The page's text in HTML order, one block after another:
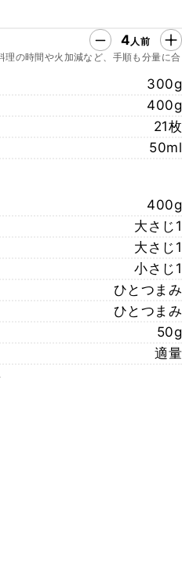
4人前
の時間や火加減など、手順も分量に合
300g
400g
21枚
50ml
400g
大さじ1
大さじ1
小さじ1
ひとつまみ
ひとつまみ
50g
適量